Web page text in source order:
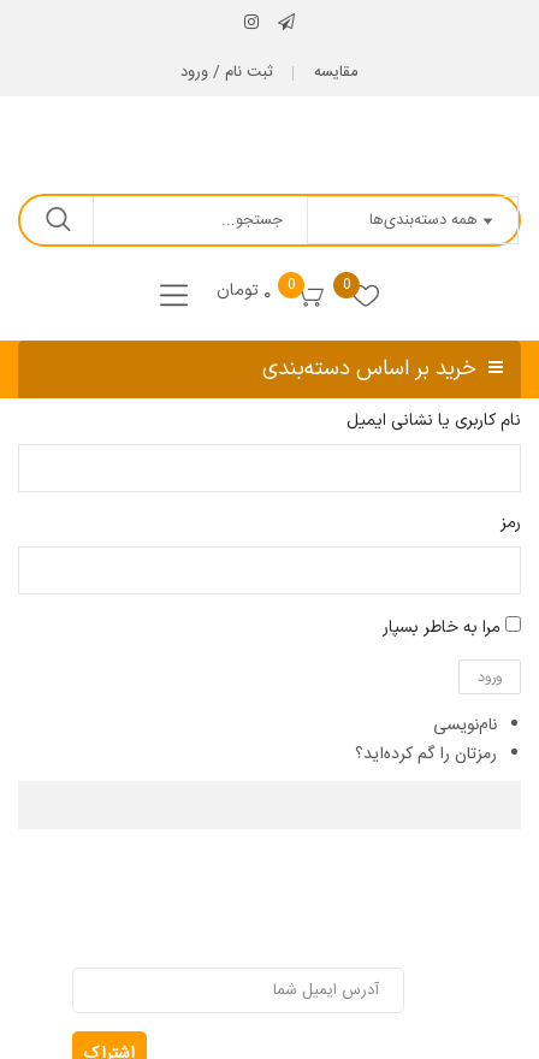
مقایسه ثبت نام / ورود
0
0 ۰ تومان
خرید بر اساس دسته‌بندی
نام کاربری یا نشانی ایمیل
رمز
مرا به خاطر بسپار
ورود
نام‌نویسی
رمزتان را گم کرده‌اید؟